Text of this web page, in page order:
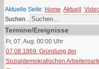
Aktuelle Seite: Home Aktuell
Suchen...
Termine/Ereignisse
Fr, 07. Aug. 00:00 Uhr
07.08.1869: Gründung der
Sozialdemokratischen